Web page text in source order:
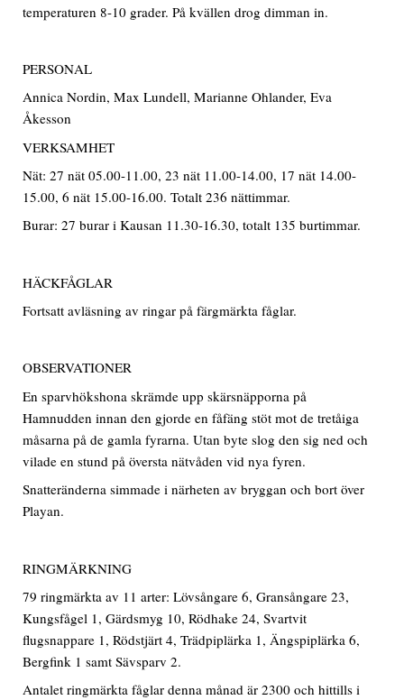
temperaturen 8-10 grader. På kvällen drog dimman in.
PERSONAL
Annica Nordin, Max Lundell, Marianne Ohlander, Eva
Åkesson
VERKSAMHET
Nät: 27 nät 05.00-11.00, 23 nät 11.00-14.00, 17 nät 14.00-
15.00, 6 nät 15.00-16.00. Totalt 236 nättimmar.
Burar: 27 burar i Kausan 11.30-16.30, totalt 135 burtimmar.
HÄCKFÅGLAR
Fortsatt avläsning av ringar på färgmärkta fåglar.
OBSERVATIONER
En sparvhökshona skrämde upp skärsnäpporna på
Hamnudden innan den gjorde en fåfäng stöt mot de tretåiga
måsarna på de gamla fyrarna. Utan byte slog den sig ned och
vilade en stund på översta nätvåden vid nya fyren.
Snatteränderna simmade i närheten av bryggan och bort över
Playan.
RINGMÄRKNING
79 ringmärkta av 11 arter: Lövsångare 6, Gransångare 23,
Kungsfågel 1, Gärdsmyg 10, Rödhake 24, Svartvit
flugsnappare 1, Rödstjärt 4, Trädpiplärka 1, Ängspiplärka 6,
Bergfink 1 samt Sävsparv 2.
Antalet ringmärkta fåglar denna månad är 2300 och hittills i